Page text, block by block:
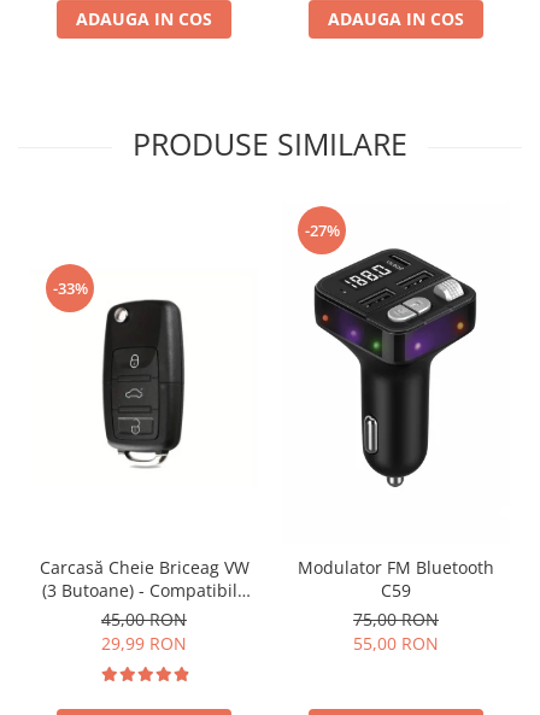
ADAUGA IN COS ADAUGA IN COS
PRODUSE SIMILARE
-33%
Carcasă Cheie Briceag VW
(3 Butoane) - Compatibilă
Golf 5, Jetta, Touran etc
45,00 RON
29,99 RON
-27%
Modulator FM Bluetooth
C59
75,00 RON
55,00 RON